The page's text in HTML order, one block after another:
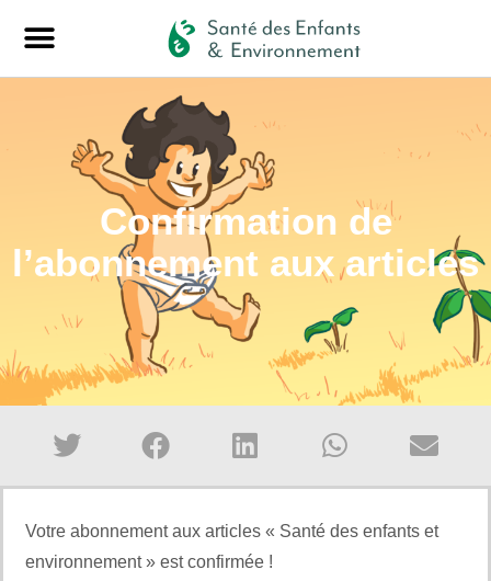
Confirmation de
l’abonnement aux articles
Votre abonnement aux articles « Santé des enfants et
environnement » est confirmée !